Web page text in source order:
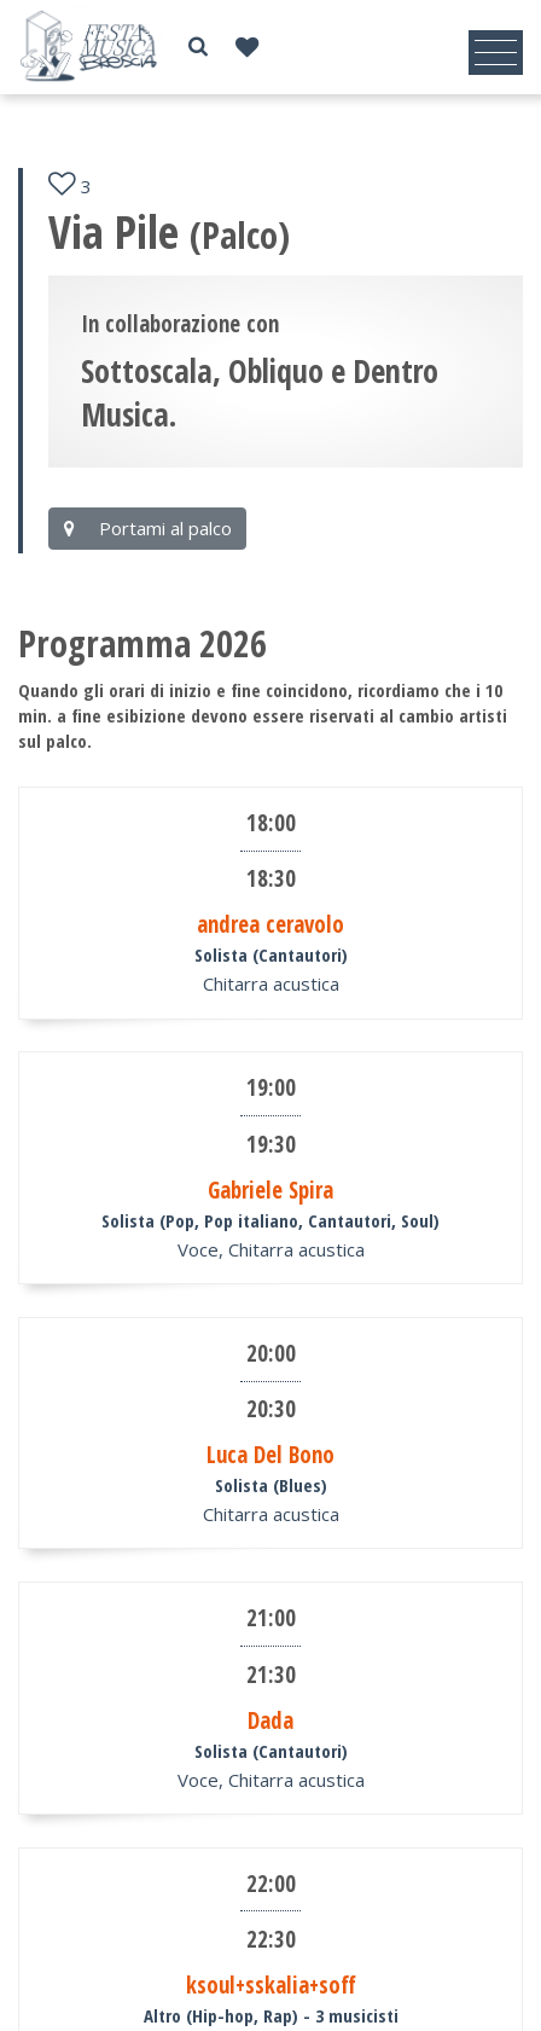
3
Via Pile (Palco)
In collaborazione con
Sottoscala, Obliquo e Dentro
Musica.
Portami al palco
Programma 2026
Quando gli orari di inizio e fine coincidono, ricordiamo che i 10
min. a fine esibizione devono essere riservati al cambio artisti
sul palco.
18:00
18:30
andrea ceravolo
Solista (Cantautori)
Chitarra acustica
19:00
19:30
Gabriele Spira
Solista (Pop, Pop italiano, Cantautori, Soul)
Voce, Chitarra acustica
20:00
20:30
Luca Del Bono
Solista (Blues)
Chitarra acustica
21:00
21:30
Dada
Solista (Cantautori)
Voce, Chitarra acustica
22:00
22:30
ksoul+sskalia+soff
Altro (Hip-hop, Rap) - 3 musicisti